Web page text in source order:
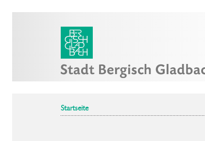
Startseite